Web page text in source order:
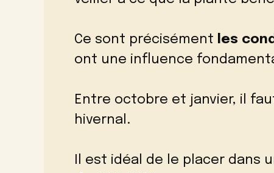
Ce sont précisément les
ont une influence
Entre octobre et janvier, il
hivernal.
Il est idéal de le placer dans